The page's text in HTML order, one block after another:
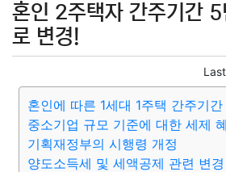
질병 가요 방송 일상 주식
미용
요리 상품리뷰 원예 금융 게임
대출 자동차 취미 여행 맛집
혼인 2주택자 간주기간
로 변경!
혼인에 따른 1세대 1주택 간주기간
중소기업 규모 기준에 대한 세제
기획재정부의 시행령 개정
양도소득세 및 세액공제 관련 변